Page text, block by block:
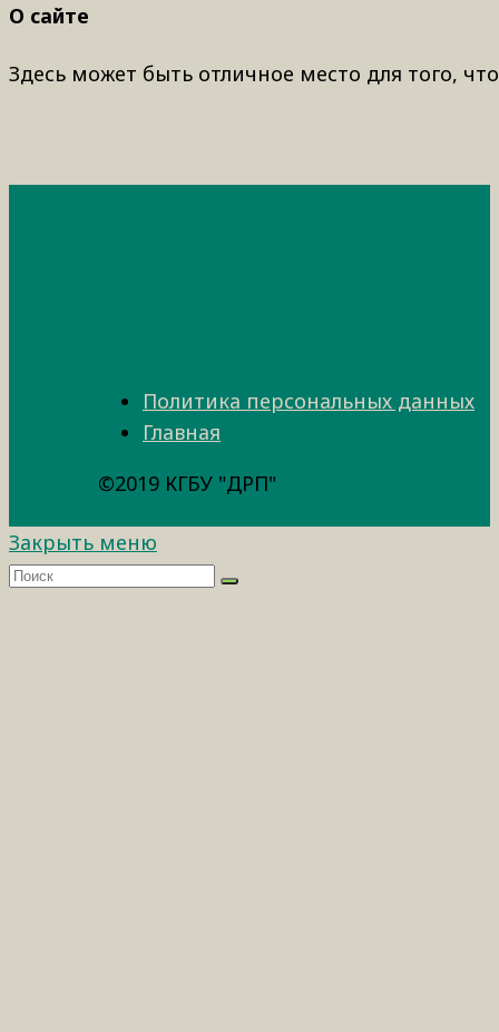
О сайте
Здесь может быть отличное место для того,
Политика персональных данных
Главная
©2019 КГБУ "ДРП"
Закрыть меню